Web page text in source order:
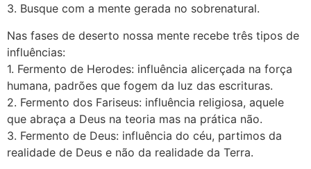
3. ⁠Busque com a mente gerada no sobrenatural.
Nas fases de deserto nossa mente recebe três tipos de
influências:
1. Fermento de Herodes: influência alicerçada na força
humana, padrões que fogem da luz das escrituras.
2. Fermento dos Fariseus: influência religiosa, aquele
que abraça a Deus na teoria mas na prática não.
3. ⁠Fermento de Deus: influência do céu, partimos da
realidade de Deus e não da realidade da Terra.